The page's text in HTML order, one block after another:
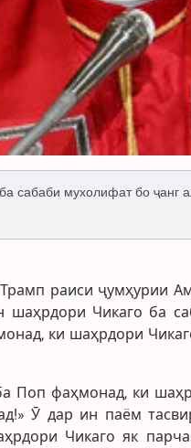
сабаби мухолифат бо ҷанг
раиси ҷумҳурии
шаҳрдори Чикаго ба
ки шаҳрдори
Поп фаҳмонад, ки
Ӯ дар ин паём
Чикаго як